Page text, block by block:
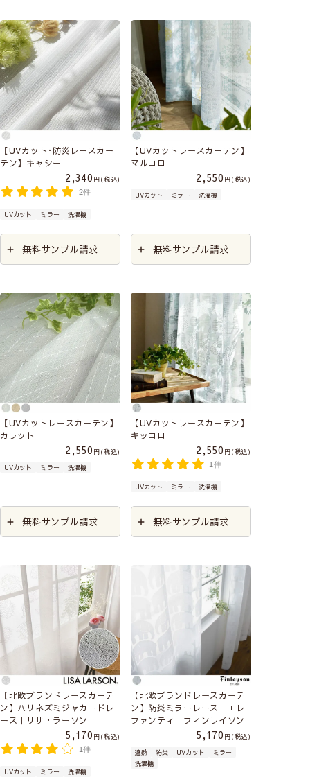
【UVカット･防炎レースカー
テン】キャシー
2,340
税込
2件
UVカット ミラー 洗濯機
無料サンプル請求
【UVカットレースカーテン】
マルコロ
2,550
税込
UVカット
ミラー 洗濯機
無料サンプル請求
【UVカットレースカーテン】
カラット
2,550
税込
UVカット
ミラー 洗濯機
無料サンプル請求
【UVカットレースカーテン】
キッコロ
2,550
税込
1件
UVカット ミラー 洗濯機
無料サンプル請求
【北欧ブランドレースカーテ
ン】ハリネズミジャカードレ
ース｜リサ・ラーソン
5,170
税込
1件
UVカット ミラー
洗濯機
【北欧ブランドレースカーテ
ン】防炎ミラーレース エレ
ファンティ｜フィンレイソン
5,170
税込
遮熱
防炎 UVカット
ミラー
洗濯機